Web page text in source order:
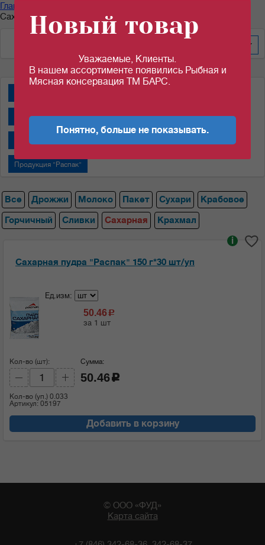
Главная
Сахарная пудра
Молоко сгущенное "Алексеевское"
Молоко сгущенное "Назаровский МКК"
Продукция "Распак"
Все Дрожжи Молоко Пакет Сухари
Крабовое
Горчичный
Сливки Сахарная Крахмал
Сахарная пудра "Распак" 150 г*30 шт/уп
i
Ед.изм:
50.46 c
за 1 шт
Кол-во (шт):
Кол-во (уп.) 0.033
Артикул: 05197
Сумма:
50.46 c
Добавить в корзину
© ООО «ФУД»
Карта сайта
Новый товар
Уважаемые, Клиенты.
В нашем ассортименте появились Рыбная и
Мясная консервация ТМ БАРС.
Понятно, больше не показывать.